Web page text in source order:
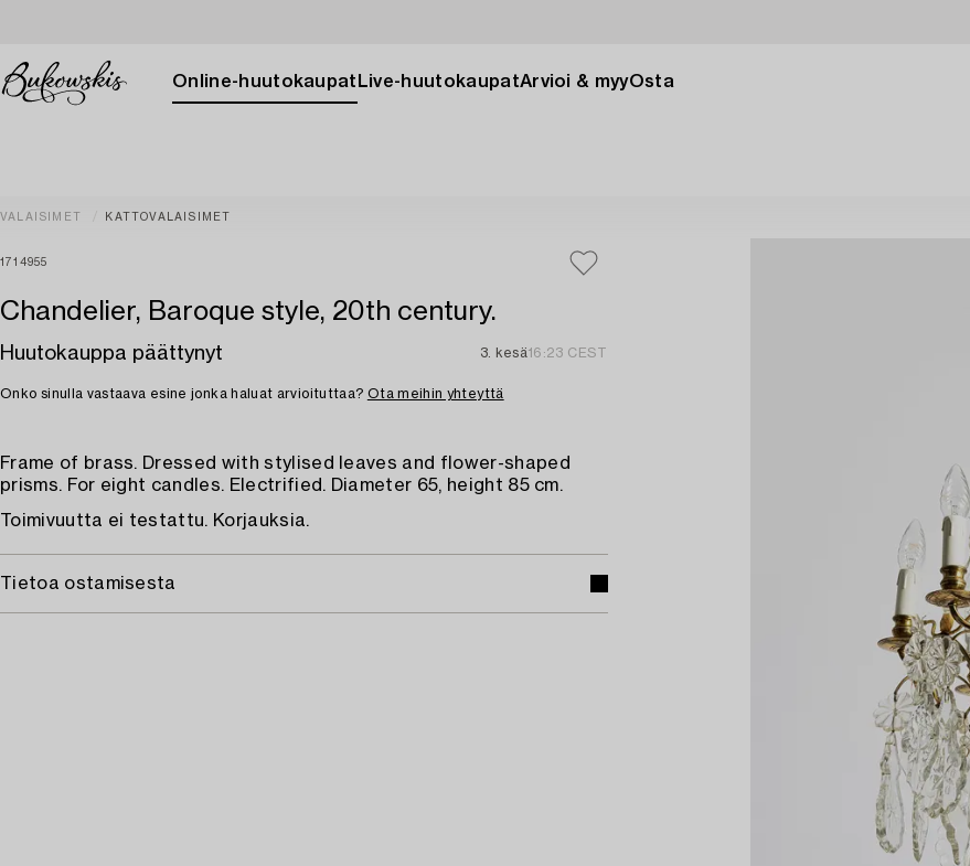
Online-huutokaupat Live-huutokaupatArvioi & myyOsta
VALAISIMET KATTOVALAISIMET
1714955
Chandelier, Baroque style, 20th century.
Huutokauppa päättynyt 3. kesä16:23 CEST
Onko sinulla vastaava esine jonka haluat arvioituttaa? Ota meihin yhteyttä
Frame of brass. Dressed with stylised leaves and flower-shaped
prisms. For eight candles. Electrified. Diameter 65, height 85 cm.
Toimivuutta ei testattu. Korjauksia.
Tietoa ostamisesta